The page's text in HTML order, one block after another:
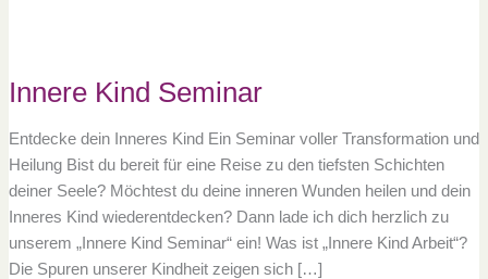
Innere Kind Seminar
Entdecke dein Inneres Kind Ein Seminar voller Transformation und
Heilung Bist du bereit für eine Reise zu den tiefsten Schichten
deiner Seele? Möchtest du deine inneren Wunden heilen und dein
Inneres Kind wiederentdecken? Dann lade ich dich herzlich zu
unserem „Innere Kind Seminar“ ein! Was ist „Innere Kind Arbeit“?
Die Spuren unserer Kindheit zeigen sich […]